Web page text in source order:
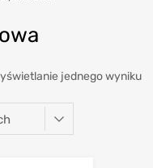
jednego wyniku